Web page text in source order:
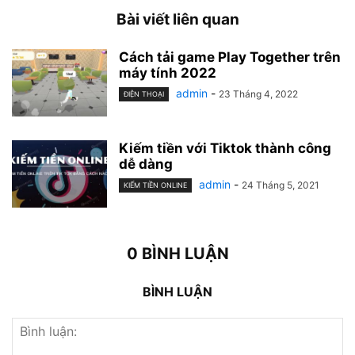
Bài viết liên quan
Cách tải game Play Together trên
máy tính 2022
ĐIỆN THOẠI admin - 23 Tháng 4, 2022
Kiếm tiền với Tiktok thành công
dễ dàng
KIẾM TIỀN ONLINE admin - 24 Tháng 5, 2021
0 BÌNH LUẬN
BÌNH LUẬN